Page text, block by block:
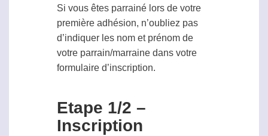
Si vous êtes parrainé lors de votre
première adhésion, n’oubliez pas
d’indiquer les nom et prénom de
votre parrain/marraine dans votre
formulaire d’inscription.
Etape 1/2 –
Inscription